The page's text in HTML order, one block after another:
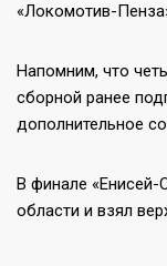
«Локомотив-
Напомним, что
сборной ранее
дополнительное
В финале
области и взял